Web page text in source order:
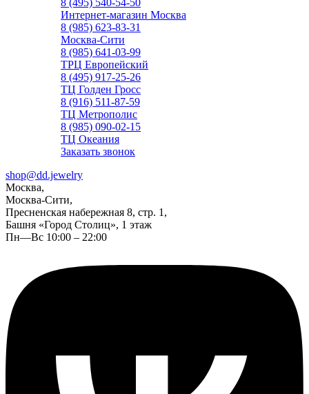
8 (495) 540-54-50
Интернет-магазин Москва
8 (985) 623-83-31
Москва-Сити
8 (985) 641-03-99
ТРЦ Европейский
8 (495) 917-25-26
ТЦ Голден Гросс
8 (916) 511-87-59
ТЦ Метрополис
8 (985) 090-02-15
ТЦ Океания
Заказать звонок
shop@dd.jewelry
Москва,
Москва-Сити,
Пресненская набережная 8, стр. 1,
Башня «Город Столиц», 1 этаж
Пн—Вс 10:00 – 22:00